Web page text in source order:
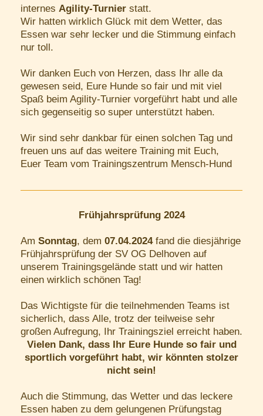
internes Agility-Turnier statt.
Wir hatten wirklich Glück mit dem Wetter, das
Essen war sehr lecker und die Stimmung einfach
nur toll.
Wir danken Euch von Herzen, dass Ihr alle da
gewesen seid, Eure Hunde so fair und mit viel
Spaß beim Agility-Turnier vorgeführt habt und alle
sich gegenseitig so super unterstützt haben.
Wir sind sehr dankbar für einen solchen Tag und
freuen uns auf das weitere Training mit Euch,
Euer Team vom Trainingszentrum Mensch-Hund
Frühjahrsprüfung 2024
Am Sonntag, dem 07.04.2024fand die diesjährige
Frühjahrsprüfung der SV OG Delhoven auf
unserem Trainingsgelände statt und wir hatten
einen wirklich schönen Tag!
Das Wichtigste für die teilnehmenden Teams ist
sicherlich, dass Alle, trotz der teilweise sehr
großen Aufregung, Ihr Trainingsziel erreicht haben.
Vielen Dank, dass Ihr Eure Hunde so fair und
sportlich vorgeführt habt, wir könnten stolzer
nicht sein!
Auch die Stimmung, das Wetter und das leckere
Essen haben zu dem gelungenen Prüfungstag